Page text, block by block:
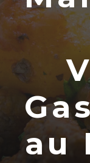
au